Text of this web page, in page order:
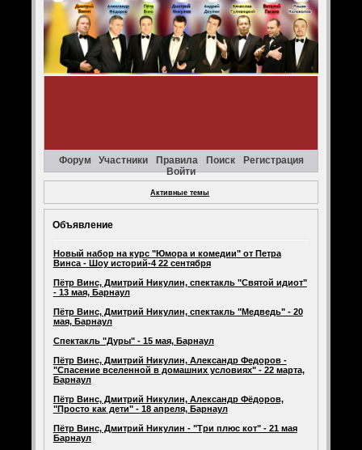
Форум Участники Правила Поиск
Регистрация
Войти
Активные темы
Объявление
Новый набор на курс "Юмора и комедии" от Петра
Винса - Шоу историй-4 22 сентября
Пётр Винс, Дмитрий Никулин, спектакль "Святой идиот"
- 13 мая, Барнаул
Пётр Винс, Дмитрий Никулин, спектакль "Медведь" - 20
мая, Барнаул
Спектакль "Дуры" - 15 мая, Барнаул
Пётр Винс, Дмитрий Никулин, Александр Федоров -
"Спасение вселенной в домашних условиях" - 22 марта,
Барнаул
Пётр Винс, Дмитрий Никулин, Александр Фёдоров,
"Просто как дети" - 18 апреля, Барнаул
Пётр Винс, Дмитрий Никулин - "Три плюс кот" - 21 мая
Барнаул